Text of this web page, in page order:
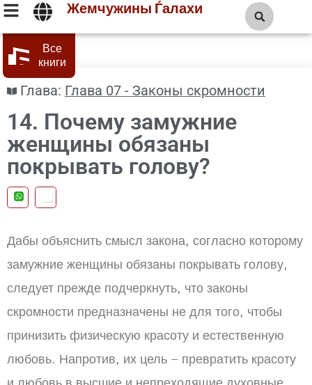
Жемчужины Ѓалахи
Все
книги
Глава: Глава 07 - Законы скромности
14. Почему замужние
женщины обязаны
покрывать голову?
Дабы объяснить смысл закона, согласно которому
замужние женщины обязаны покрывать голову,
следует прежде подчеркнуть, что законы
скромности предназначены не для того, чтобы
принизить физическую красоту и естественную
любовь. Напротив, их цель – превратить красоту